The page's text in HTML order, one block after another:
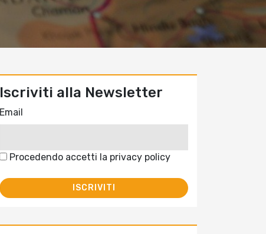
Iscriviti alla Newsletter
Email
Procedendo accetti la privacy policy